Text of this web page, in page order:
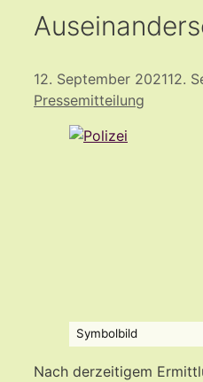
12. September 202112.
Pressemitteilung
Symbolbild
Nach derzeitigem